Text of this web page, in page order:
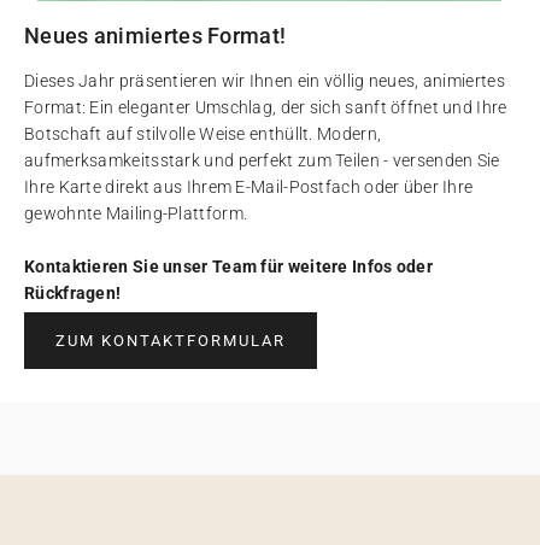
Neues animiertes Format!
Dieses Jahr präsentieren wir Ihnen ein völlig neues, animiertes
Format: Ein eleganter Umschlag, der sich sanft öffnet und Ihre
Botschaft auf stilvolle Weise enthüllt. Modern,
aufmerksamkeitsstark und perfekt zum Teilen - versenden Sie
Ihre Karte direkt aus Ihrem E-Mail-Postfach oder über Ihre
gewohnte Mailing-Plattform.
Kontaktieren Sie unser Team für weitere Infos oder
Rückfragen!
ZUM KONTAKTFORMULAR